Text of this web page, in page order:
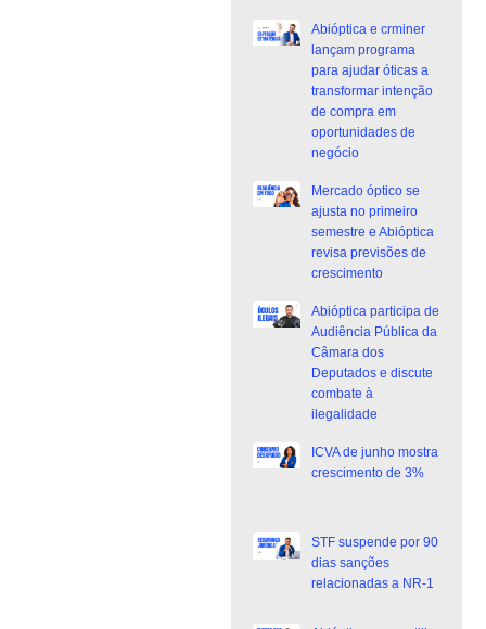
Abióptica e crminer
lançam programa
para ajudar óticas a
transformar intenção
de compra em
oportunidades de
negócio
Mercado óptico se
ajusta no primeiro
semestre e Abióptica
revisa previsões de
crescimento
Abióptica participa de
Audiência Pública da
Câmara dos
Deputados e discute
combate à
ilegalidade
ICVA de junho mostra
crescimento de 3%
STF suspende por 90
dias sanções
relacionadas a NR-1